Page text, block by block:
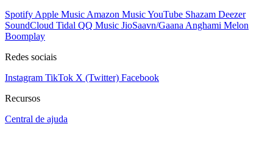
Spotify Apple Music Amazon MusicYouTube Shazam Deezer
SoundCloud Tidal QQ Music JioSaavn/Gaana Anghami Melon
Boomplay
Redes sociais
Instagram TikTok X (Twitter) Facebook
Recursos
Central de ajuda